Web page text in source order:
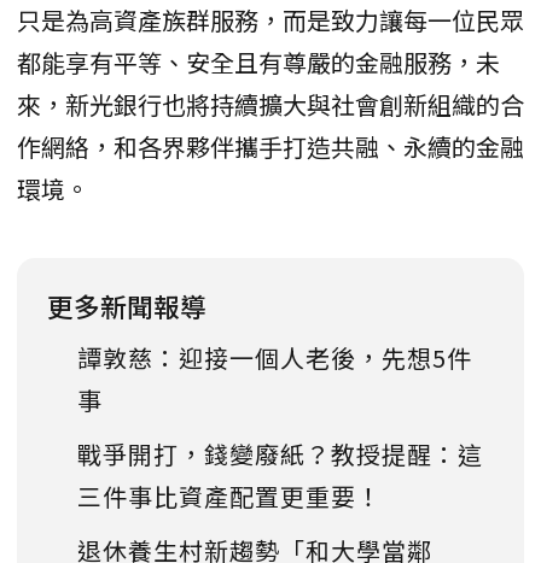
只是為高資產族群服務，而是致力讓每一位民眾
都能享有平等、安全且有尊嚴的金融服務，未
來，新光銀行也將持續擴大與社會創新組織的合
作網絡，和各界夥伴攜手打造共融、永續的金融
環境。
更多新聞報導
譚敦慈：迎接一個人老後，先想5件
事
戰爭開打，錢變廢紙？教授提醒：這
三件事比資產配置更重要！
退休養生村新趨勢「和大學當鄰